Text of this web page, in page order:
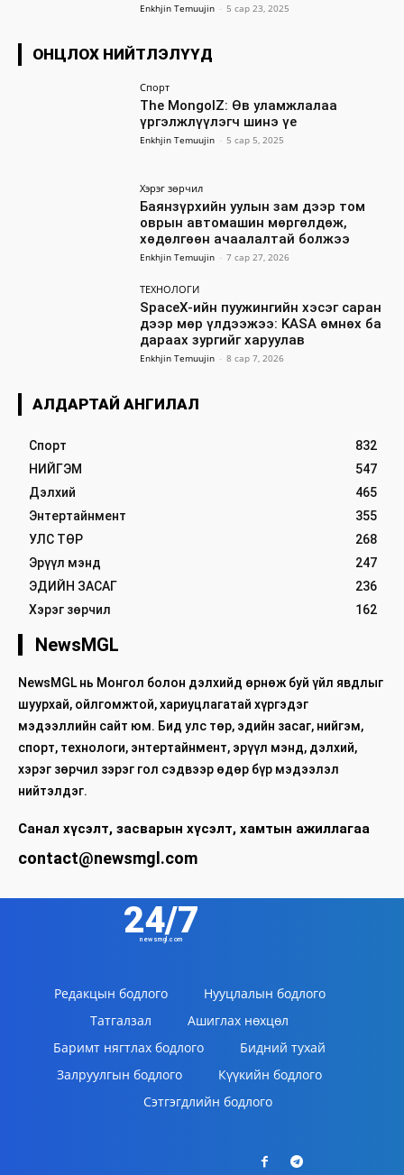
Enkhjin Temuujin - 5 сар 23, 2025
ОНЦЛОХ НИЙТЛЭЛҮҮД
Спорт
The MongolZ: Өв уламжлалаа
үргэлжлүүлэгч шинэ үе
Enkhjin Temuujin - 5 сар 5, 2025
Хэрэг зөрчил
Баянзүрхийн уулын зам дээр том
оврын автомашин мөргөлдөж,
хөдөлгөөн ачаалалтай болжээ
Enkhjin Temuujin - 7 сар 27, 2026
ТЕХНОЛОГИ
SpaceX-ийн пуужингийн хэсэг саран
дээр мөр үлдээжээ: KASA өмнөх ба
дараах зургийг харуулав
Enkhjin Temuujin - 8 сар 7, 2026
АЛДАРТАЙ АНГИЛАЛ
Спорт
832
НИЙГЭМ
547
Дэлхий
465
Энтертайнмент
355
УЛС ТӨР
268
Эрүүл мэнд
247
ЭДИЙН ЗАСАГ
236
Хэрэг зөрчил
162
NewsMGL
NewsMGL нь Монгол болон дэлхийд өрнөж буй үйл явдлыг
шуурхай, ойлгомжтой, хариуцлагатай хүргэдэг
мэдээллийн сайт юм. Бид улс төр, эдийн засаг, нийгэм,
спорт, технологи, энтертайнмент, эрүүл мэнд, дэлхий,
хэрэг зөрчил зэрэг гол сэдвээр өдөр бүр мэдээлэл
нийтэлдэг.
Санал хүсэлт, засварын хүсэлт, хамтын ажиллагаа
contact@newsmgl.com
24/7
newsmgl.com
Редакцын бодлого
Нууцлалын бодлого
Татгалзал
Ашиглах нөхцөл
Баримт нягтлах бодлого
Бидний тухай
Залруулгын бодлого
Күүкийн бодлого
Сэтгэгдлийн бодлого